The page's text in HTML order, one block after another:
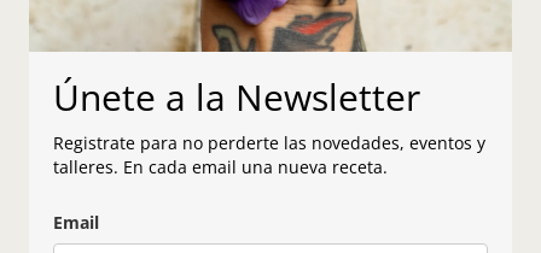
Únete a la Newsletter
Registrate para no perderte las novedades, eventos y
talleres. En cada email una nueva receta.
Email